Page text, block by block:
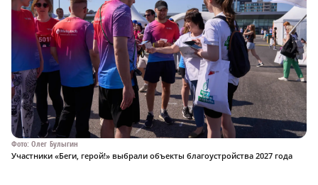
Фото: Олег Булыгин
Участники «Беги, герой!» выбрали объекты благоустройства 2027 года